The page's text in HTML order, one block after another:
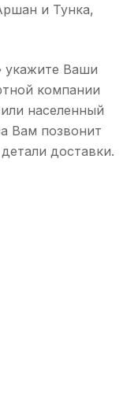
и Тунка,
укажите Ваши
компании
населенный
Вам позвонит
доставки.